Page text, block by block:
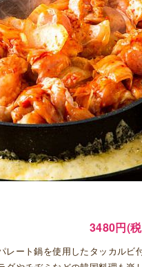
3480円(
レート鍋を使用したタッカルビ